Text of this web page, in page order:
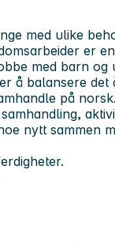
med ulike
er
med barn og
å balansere
på norsk.
nytt sammen